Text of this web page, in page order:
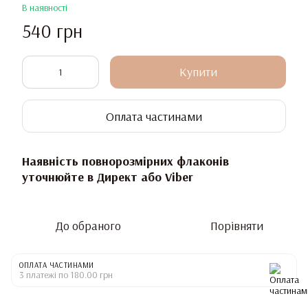
В наявності
540 грн
Купити
Оплата частинами
Наявність повнорозмірних флаконів
уточнюйте в Директ або Viber
До обраного Порівняти
ОПЛАТА ЧАСТИНАМИ
3 платежі по 180.00 грн